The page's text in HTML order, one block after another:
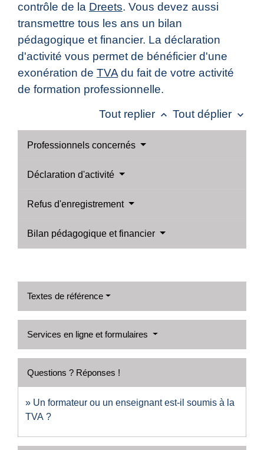
contrôle de la Dreets. Vous devez aussi
transmettre tous les ans un bilan
pédagogique et financier. La déclaration
d'activité vous permet de bénéficier d'une
exonération de TVAdu fait de votre activité
de formation professionnelle.
Tout replier keyboard_arrow_up Tout déplier keyboard_arrow_down
Professionnels concernés
Déclaration d'activité
Refus d'enregistrement
Bilan pédagogique et financier
Textes de référence
Services en ligne et formulaires
Questions ? Réponses !
Un formateur ou un enseignant est-il soumis à la
TVA ?